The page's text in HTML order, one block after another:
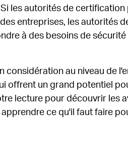
les autorités de
entreprises, les autorités
à des besoins de sécurité
considération au niveau de
offrent un grand potentiel
lecture pour découvrir les
ce qu'il faut faire